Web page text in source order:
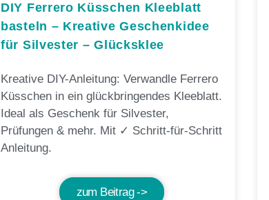
DIY Ferrero Küsschen Kleeblatt
basteln – Kreative Geschenkidee
für Silvester – Glücksklee
Kreative DIY-Anleitung: Verwandle Ferrero
Küsschen in ein glückbringendes Kleeblatt.
Ideal als Geschenk für Silvester,
Prüfungen & mehr. Mit ✓ Schritt-für-Schritt
Anleitung.
zum Beitrag ->